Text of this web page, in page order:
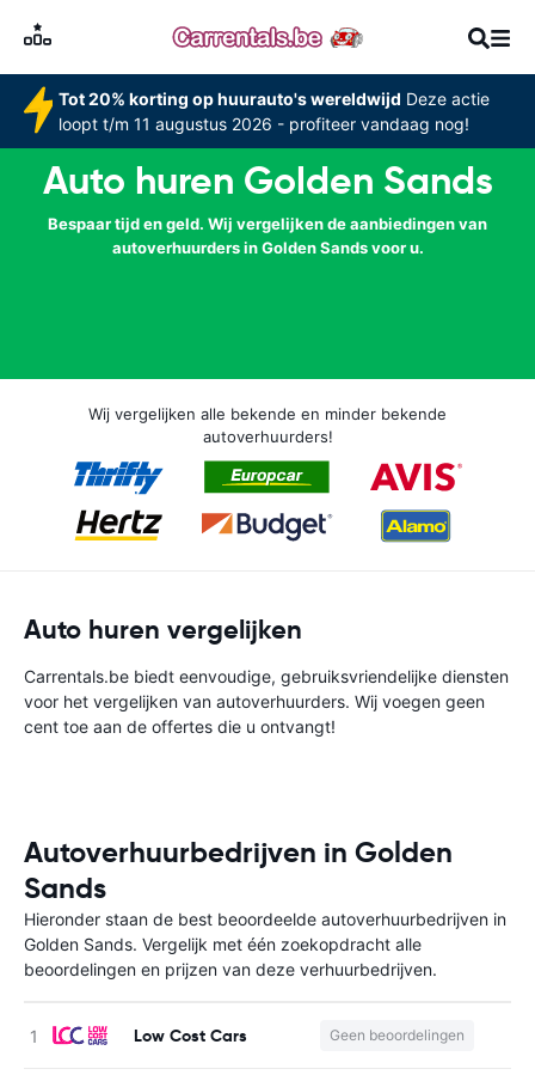
Tot 20% korting op huurauto's wereldwijd Deze actie
loopt t/m 11 augustus 2026 - profiteer vandaag nog!
Auto huren Golden Sands
Bespaar tijd en geld. Wij vergelijken de aanbiedingen van
autoverhuurders in Golden Sands voor u.
Wij vergelijken alle bekende en minder bekende
autoverhuurders!
Auto huren vergelijken
Carrentals.be biedt eenvoudige, gebruiksvriendelijke diensten
voor het vergelijken van autoverhuurders. Wij voegen geen
cent toe aan de offertes die u ontvangt!
Autoverhuurbedrijven in Golden
Sands
Hieronder staan de best beoordeelde autoverhuurbedrijven in
Golden Sands. Vergelijk met één zoekopdracht alle
beoordelingen en prijzen van deze verhuurbedrijven.
Low Cost Cars Geen beoordelingen